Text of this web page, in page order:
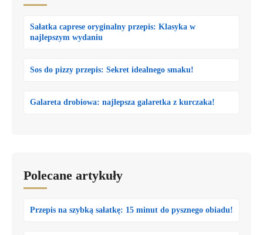
Sałatka caprese oryginalny przepis: Klasyka w
najlepszym wydaniu
Sos do pizzy przepis: Sekret idealnego smaku!
Galareta drobiowa: najlepsza galaretka z kurczaka!
Polecane artykuły
Przepis na szybką sałatkę: 15 minut do pysznego obiadu!